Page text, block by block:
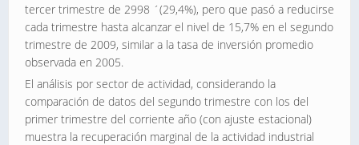
tercer trimestre de 2998 ´(29,4%), pero que pasó a reducirse
cada trimestre hasta alcanzar el nivel de 15,7% en el segundo
trimestre de 2009, similar a la tasa de inversión promedio
observada en 2005.
El análisis por sector de actividad, considerando la
comparación de datos del segundo trimestre con los del
primer trimestre del corriente año (con ajuste estacional)
muestra la recuperación marginal de la actividad industrial